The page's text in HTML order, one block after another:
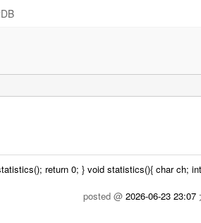
return 0; } void statistics(){ char ch;
posted @ 2026-06-23 23:07